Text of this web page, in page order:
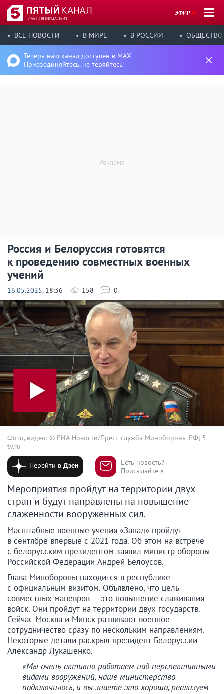
7 АВГ, ПЯТНИЦА, 18:41
ЭФИР
ВСЕ НОВОСТИ В МИРЕ В РОССИИ ОБЩЕСТВО
Теперь наш канал доступен в MAX
Присоединяйтесь, не теряйтесь!
Россия и Белоруссия готовятся
к проведению совместных военных
учений
16.05.2025, 18:36 158 0
Фото, видео: © РИА Новости/Пресс-служба Минобороны РФ; 5-
tv.ru
Перейти вДзен
Есть новость?
Присылайте »
Мероприятия пройдут на территории двух
стран и будут направлены на повышение
слаженности вооруженных сил.
Масштабные военные учения «Запад» пройдут
в сентябре впервые с 2021 года. Об этом на встрече
с белорусским президентом заявил министр обороны
Российской Федерации Андрей Белоусов.
Глава Минобороны находится в республике
с официальным визитом. Объявлено, что цель
совместных маневров — это повышение слаживания
войск. Они пройдут на территории двух государств.
Сейчас Москва и Минск развивают военное
сотрудничество сразу по нескольким направлениям.
Некоторые детали раскрыл президент Белоруссии
Александр Лукашенко.
«Мы очень активно работаем над перспективными
видами вооружений, наше министерство
подключилось, и вы знаете это хорошо, реализуем